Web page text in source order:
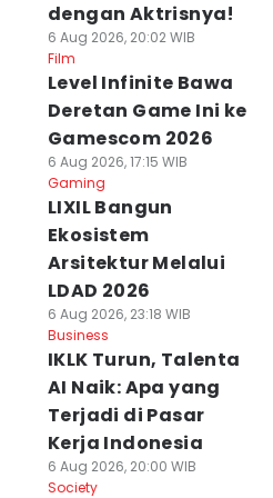
dengan Aktrisnya!
6 Aug 2026, 20:02 WIB
Film
Level Infinite Bawa
Deretan Game Ini ke
Gamescom 2026
6 Aug 2026, 17:15 WIB
Gaming
LIXIL Bangun
Ekosistem
Arsitektur Melalui
LDAD 2026
6 Aug 2026, 23:18 WIB
Business
IKLK Turun, Talenta
AI Naik: Apa yang
Terjadi di Pasar
Kerja Indonesia
6 Aug 2026, 20:00 WIB
Society